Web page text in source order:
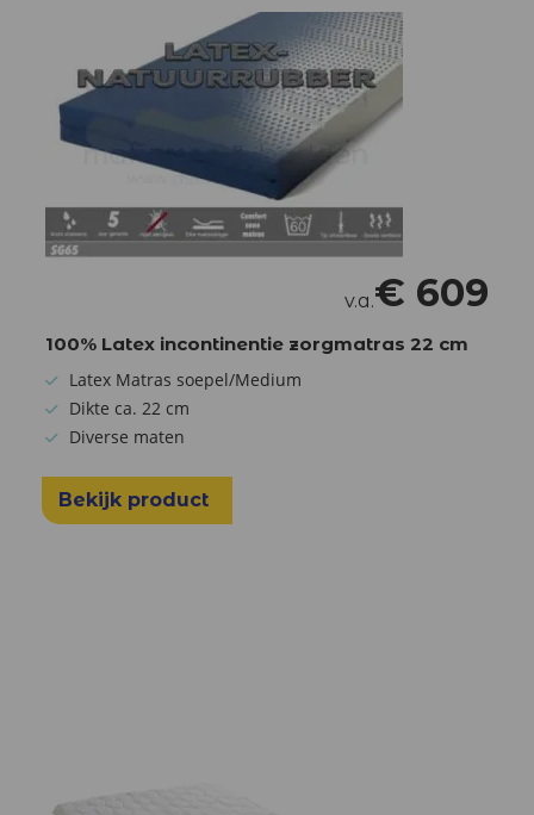
v.a.€ 609
100% Latex incontinentie zorgmatras 22 cm
Latex Matras soepel/Medium
Dikte ca. 22 cm
Diverse maten
Bekijk product